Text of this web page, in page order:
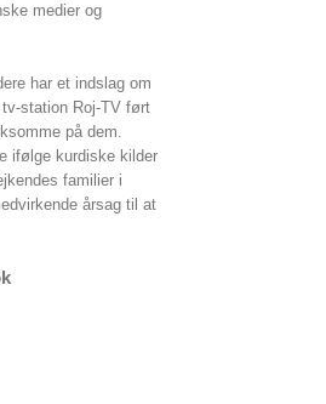
medier og
har et indslag om
station Roj-TV ført
på dem.
ifølge kurdiske kilder
familier i
årsag til at